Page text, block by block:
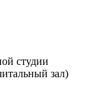
студии
зал)